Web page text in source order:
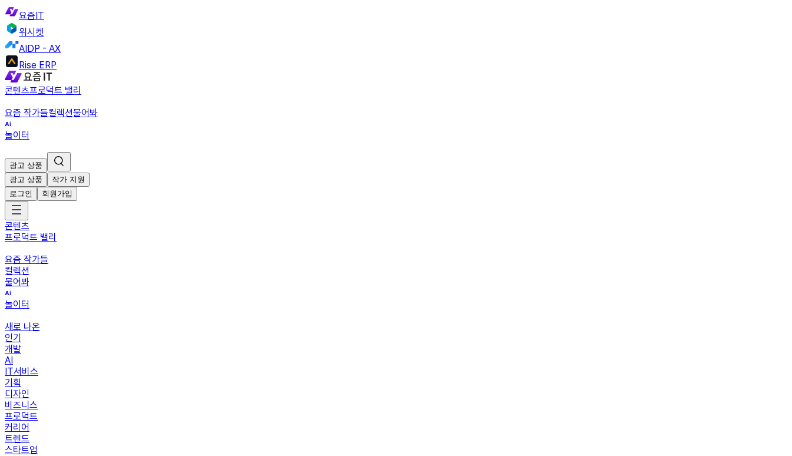
요즘IT
위시켓
AIDP - AX
Rise ERP
콘텐츠프로덕트 밸리
요즘 작가들컬렉션물어봐
놀이터
광고 상품
광고 상품
작가 지원
로그인
회원가입
콘텐츠
프로덕트 밸리
요즘 작가들
컬렉션
물어봐
놀이터
새로 나온
인기
개발
AI
IT서비스
기획
디자인
비즈니스
프로덕트
커리어
트렌드
스타트업